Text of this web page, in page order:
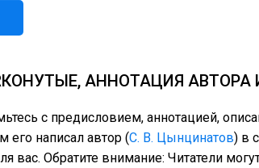
АННОТАЦИЯ
с предисловием, аннотацией,
его написал автор (С. В. Цынцинатов) в
вас. Обратите внимание: Читатели